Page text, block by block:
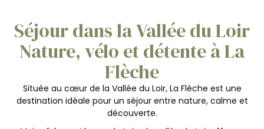
Séjour dans la Vallée du Loir
Nature, vélo et détente à La
Flèche
Située au cœur de la Vallée du Loir, La Flèche est une
destination idéale pour un séjour entre nature, calme et
découverte.